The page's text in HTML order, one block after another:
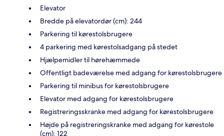
Elevator
Bredde på elevatordør (cm): 244
Parkering til kørestolsbrugere
4 parkering med kørestolsadgang på stedet
Hjælpemidler til hørehæmmede
Offentligt badeværelse med adgang for kørestolsbrugere
Parkering til minibus for kørestolsbrugere
Elevator med adgang for kørestolsbrugere
Registreringsskranke med adgang for kørestolsbrugere
Højde på registreringskranke med adgang for kørestole
(cm): 122